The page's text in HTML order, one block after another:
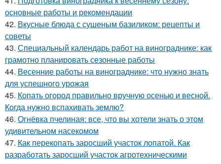
основные работы и рекомендации
42. Вкусные блюда с сушеным базиликом: рецепты и
советы
43. Специальный календарь работ на винограднике: как
грамотно планировать сезонные работы
44. Весенние работы на винограднике: что нужно знать
для успешного урожая
45. Копать огород правильно вручную осенью и весной.
Когда нужно вспахивать землю?
46. Огнёвка пчелиная: все, что вы хотели знать о этом
удивительном насекомом
47. Как перекопать заросший участок лопатой. Как
разработать заросший участок агротехническими